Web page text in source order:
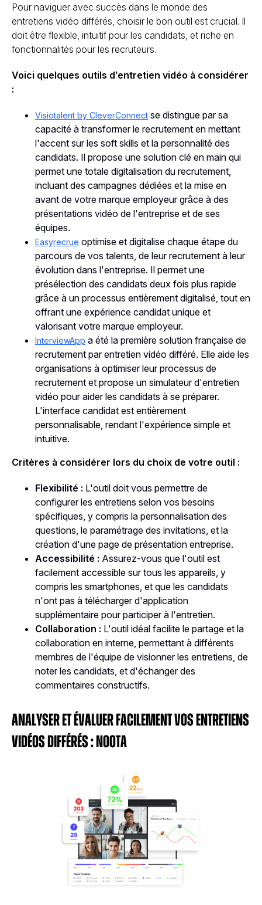
Pour naviguer avec succès dans le monde des
entretiens vidéo différés, choisir le bon outil est crucial. Il
doit être flexible, intuitif pour les candidats, et riche en
fonctionnalités pour les recruteurs.
Voici quelques outils d’entretien vidéo à considérer
:
Visiotalent by CleverConnect se distingue par sa
capacité à transformer le recrutement en mettant
l'accent sur les soft skills et la personnalité des
candidats. Il propose une solution clé en main qui
permet une totale digitalisation du recrutement,
incluant des campagnes dédiées et la mise en
avant de votre marque employeur grâce à des
présentations vidéo de l'entreprise et de ses
équipes​​.
Easyrecrue optimise et digitalise chaque étape du
parcours de vos talents, de leur recrutement à leur
évolution dans l'entreprise. Il permet une
présélection des candidats deux fois plus rapide
grâce à un processus entièrement digitalisé, tout en
offrant une expérience candidat unique et
valorisant votre marque employeur​​.
InterviewApp a été la première solution française de
recrutement par entretien vidéo différé. Elle aide les
organisations à optimiser leur processus de
recrutement et propose un simulateur d'entretien
vidéo pour aider les candidats à se préparer.
L'interface candidat est entièrement
personnalisable, rendant l'expérience simple et
intuitive​​.
Critères à considérer lors du choix de votre outil :
Flexibilité : L'outil doit vous permettre de
configurer les entretiens selon vos besoins
spécifiques, y compris la personnalisation des
questions, le paramétrage des invitations, et la
création d'une page de présentation entreprise​​.
Accessibilité : Assurez-vous que l'outil est
facilement accessible sur tous les appareils, y
compris les smartphones, et que les candidats
n'ont pas à télécharger d'application
supplémentaire pour participer à l'entretien​​.
Collaboration : L'outil idéal facilite le partage et la
collaboration en interne, permettant à différents
membres de l'équipe de visionner les entretiens, de
noter les candidats, et d'échanger des
commentaires constructifs​​.
Analyser et évaluer facilement vos entretiens
vidéos différés : Noota